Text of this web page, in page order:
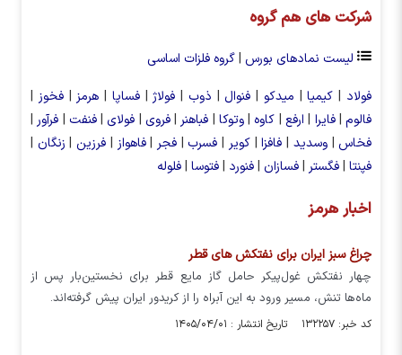
شرکت های هم گروه
لیست نمادهای بورس | گروه فلزات اساسی
فولاد | کیمیا | میدکو | فنوال | ذوب | فولاژ | فساپا | هرمز | فخوز |
فالوم| فایرا | ارفع | کاوه | وتوکا | فباهنر | فروی | فولای | فنفت | فرآور |
فخاس | وسدید | فافزا | کویر | فسرب | فجر | فاهواز | فرزین | زنگان |
فپنتا | فگستر | فسازان | فنورد | فتوسا | فلوله
اخبار هرمز
چراغ سبز ایران برای نفتکش های قطر
چهار نفتکش غول‌پیکر حامل گاز مایع قطر برای نخستین‌بار پس از
ماه‌ها تنش، مسیر ورود به این آبراه را از کریدور ایران پیش گرفته‌اند.
کد خبر: ۱۳۲۲۵۷ تاریخ انتشار : ۱۴۰۵/۰۴/۰۱